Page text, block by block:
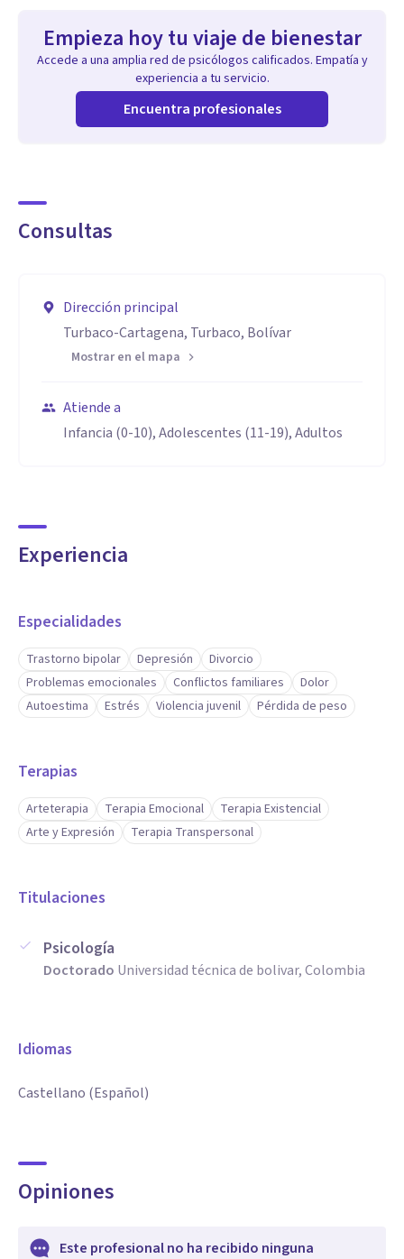
Empieza hoy tu viaje de bienestar
Accede a una amplia red de psicólogos calificados. Empatía y
experiencia a tu servicio.
Encuentra profesionales
Consultas
Dirección principal
Turbaco-Cartagena, Turbaco, Bolívar
Mostrar en el mapa
Atiende a
Infancia (0-10), Adolescentes (11-19), Adultos
Experiencia
Especialidades
Trastorno bipolar Depresión
Divorcio
Problemas emocionales
Conflictos familiares
Dolor
Autoestima
Estrés Violencia juvenil Pérdida de peso
Terapias
Arteterapia Terapia Emocional
Terapia Existencial
Arte y Expresión
Terapia Transpersonal
Titulaciones
Psicología
Doctorado Universidad técnica de bolivar, Colombia
Idiomas
Castellano (Español)
Opiniones
Este profesional no ha recibido ninguna